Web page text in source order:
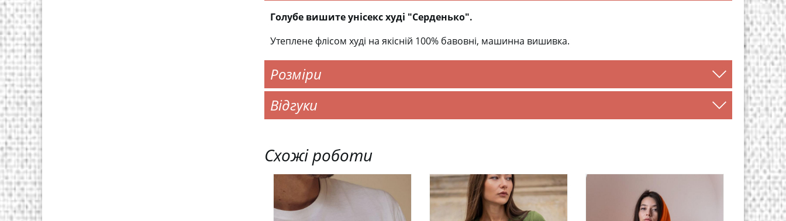
Голубе вишите унісекс худі "Серденько".
Утеплене флісом худі на якісній 100% бавовні, машинна вишивка.
Розміри
Відгуки
Схожі роботи